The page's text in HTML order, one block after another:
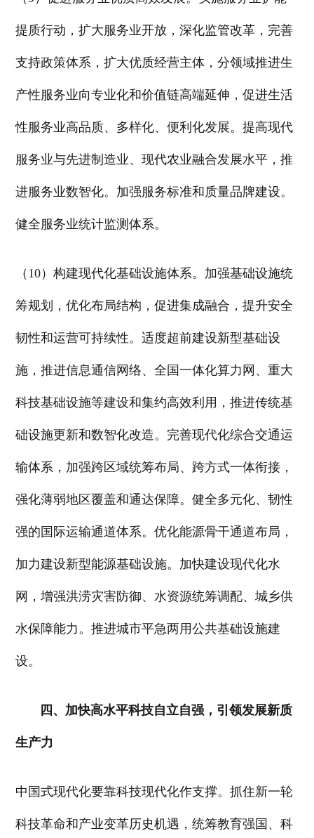
提质行动，扩大服务业开放，深化监管改革，完善
支持政策体系，扩大优质经营主体，分领域推进生
产性服务业向专业化和价值链高端延伸，促进生活
性服务业高品质、多样化、便利化发展。提高现代
服务业与先进制造业、现代农业融合发展水平，推
进服务业数智化。加强服务标准和质量品牌建设。
健全服务业统计监测体系。
（10）构建现代化基础设施体系。加强基础设施统
筹规划，优化布局结构，促进集成融合，提升安全
韧性和运营可持续性。适度超前建设新型基础设
施，推进信息通信网络、全国一体化算力网、重大
科技基础设施等建设和集约高效利用，推进传统基
础设施更新和数智化改造。完善现代化综合交通运
输体系，加强跨区域统筹布局、跨方式一体衔接，
强化薄弱地区覆盖和通达保障。健全多元化、韧性
强的国际运输通道体系。优化能源骨干通道布局，
加力建设新型能源基础设施。加快建设现代化水
网，增强洪涝灾害防御、水资源统筹调配、城乡供
水保障能力。推进城市平急两用公共基础设施建
设。
四、加快高水平科技自立自强，引领发展新质
生产力
中国式现代化要靠科技现代化作支撑。抓住新一轮
科技革命和产业变革历史机遇，统筹教育强国、科